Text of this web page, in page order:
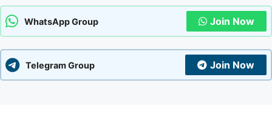
WhatsApp Group Join Now
Telegram Group Join Now